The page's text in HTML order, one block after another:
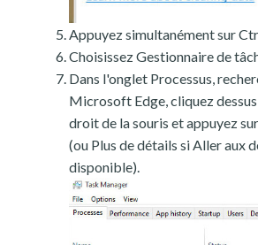
Appuyez simultanément sur
Choisissez Gestionnaire de
Dans l'onglet Processus,
Microsoft Edge, cliquez
droit de la souris et appuyez
(ou Plus de détails si Aller aux
disponible).